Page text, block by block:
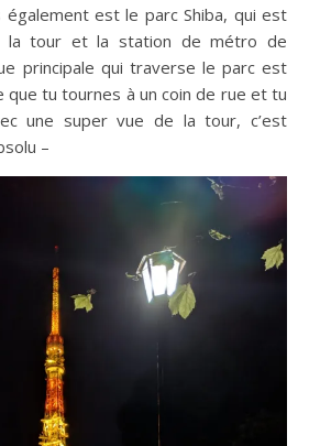
est le parc Shiba, qui est
la tour et la station de métro de
principale qui traverse le parc est
que tu tournes à un coin de rue et tu
une super vue de la tour, c’est
–